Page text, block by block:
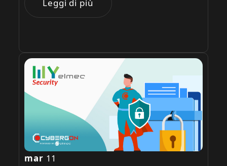
Leggi di più
mar 11